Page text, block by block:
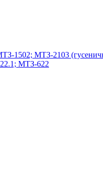
1502; МТЗ-2103
МТЗ-622